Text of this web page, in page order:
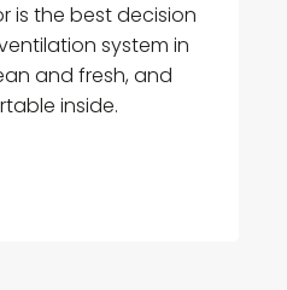
is the best decision
system in
and fresh, and
inside.